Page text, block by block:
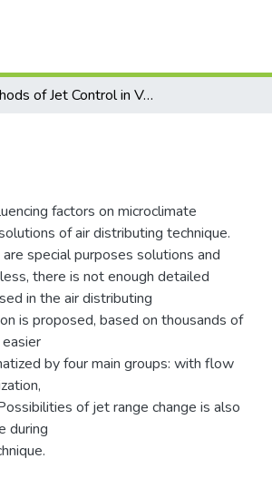
Methods of Jet Control in Ventilation
factors on microclimate
of air distributing technique.
special purposes solutions and
there is not enough detailed
in the air distributing
is proposed, based on thousands of
by four main groups: with flow
of jet range change is also
during